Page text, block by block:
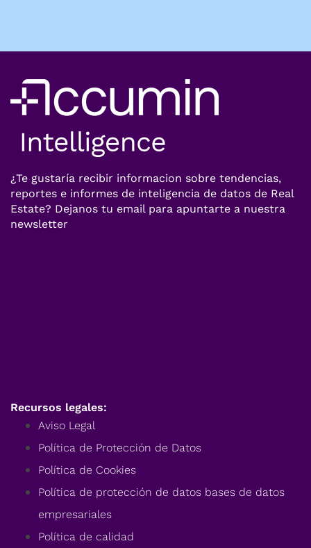
¿Te gustaría recibir informacion sobre tendencias,
reportes e informes de inteligencia de datos de Real
Estate? Dejanos tu email para apuntarte a nuestra
newsletter
Recursos legales:
Aviso Legal
Política de Protección de Datos
Política de Cookies
Política de protección de datos bases de datos
empresariales
Política de calidad